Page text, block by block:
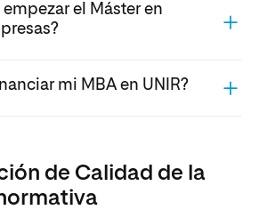
el Máster en
mi MBA en UNIR?
de Calidad de la